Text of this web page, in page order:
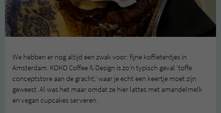
We hebben er nog altijd een zwak voor: fijne koffietentjes in
Amsterdam. KOKO Coffee & Design is zo’n typisch geval ‘toffe
conceptstore aan de gracht,’ waar je echt een keertje moet zijn
geweest. Al was het maar omdat ze hier lattes met amandelmelk
en vegan cupcakes serveren.